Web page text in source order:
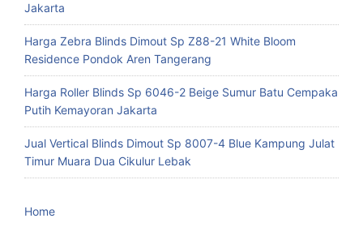
Jakarta
Harga Zebra Blinds Dimout Sp Z88-21 White Bloom
Residence Pondok Aren Tangerang
Harga Roller Blinds Sp 6046-2 Beige Sumur Batu Cempaka
Putih Kemayoran Jakarta
Jual Vertical Blinds Dimout Sp 8007-4 Blue Kampung Julat
Timur Muara Dua Cikulur Lebak
Home